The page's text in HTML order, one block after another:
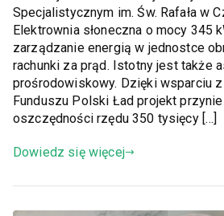
Specjalistycznym im. Św. Rafała w
Elektrownia słoneczna o mocy 345
zarządzanie energią w jednostce
rachunki za prąd. Istotny jest także
prośrodowiskowy. Dzięki wsparciu
Funduszu Polski Ład projekt
oszczędności rzędu 350 tysięcy […]
Dowiedz się więcej